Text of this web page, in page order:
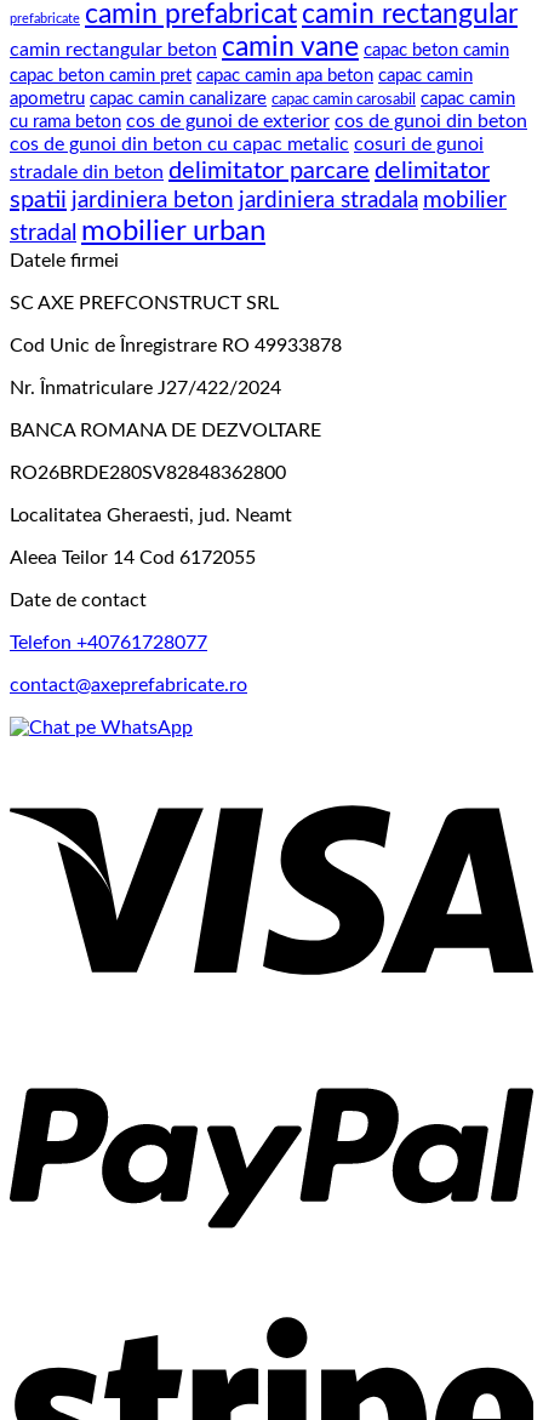
prefabricate camin prefabricat camin rectangular
camin rectangular beton camin vane capac beton camin
capac beton camin pret capac camin apa beton capac camin
apometru capac camin canalizare capac camin carosabil capac camin
cu rama beton cos de gunoi de exterior cos de gunoi din beton
cos de gunoi din beton cu capac metalic cosuri de gunoi
stradale din beton delimitator parcare delimitator
spatii jardiniera beton jardiniera stradala mobilier
stradal mobilier urban
Datele firmei
SC AXE PREFCONSTRUCT SRL
Cod Unic de Înregistrare RO 49933878
Nr. Înmatriculare J27/422/2024
BANCA ROMANA DE DEZVOLTARE
RO26BRDE280SV82848362800
Localitatea Gheraesti, jud. Neamt
Aleea Teilor 14 Cod 6172055
Date de contact
Telefon +40761728077
contact@axeprefabricate.ro